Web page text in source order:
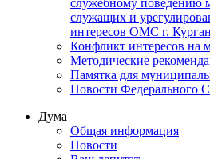
служащих и
интересов ОМС г.
Конфликт интересов на
Методические
Памятка для
Новости Федерального
Дума
Общая информация
Новости